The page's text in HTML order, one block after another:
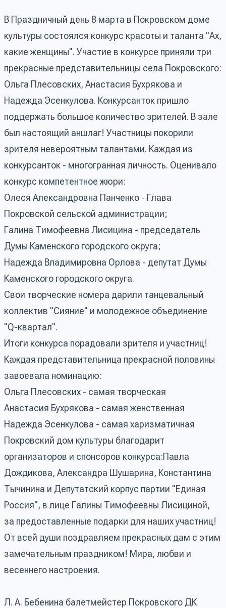
В Праздничный день 8 марта в Покровском доме
культуры состоялся конкурс красоты и таланта "Ах,
какие женщины". Участие в конкурсе приняли три
прекрасные представительницы села Покровского:
Ольга Плесовских, Анастасия Бухрякова и
Надежда Эсенкулова. Конкурсанток пришло
поддержать большое количество зрителей. В зале
был настоящий аншлаг! Участницы покорили
зрителя невероятным талантами. Каждая из
конкурсанток - многогранная личность. Оценивало
конкурс компетентное жюри:
Олеся Александровна Панченко - Глава
Покровской сельской администрации;
Галина Тимофеевна Лисицина - председатель
Думы Каменского городского округа;
Надежда Владимировна Орлова - депутат Думы
Каменского городского округа.
Свои творческие номера дарили танцевальный
коллектив "Сияние" и молодежное объединение
"Q-квартал".
Итоги конкурса порадовали зрителя и участниц!
Каждая представительница прекрасной половины
завоевала номинацию:
Ольга Плесовских - самая творческая
Анастасия Бухрякова - самая женственная
Надежда Эсенкулова - самая харизматичная
Покровский дом культуры благодарит
организаторов и спонсоров конкурса:Павла
Дождикова, Александра Шушарина, Константина
Тычинина и Депутатский корпус партии "Единая
Россия", в лице Галины Тимофеевны Лисициной,
за предоставленные подарки для наших участниц!
От всей души поздравляем прекрасных дам с этим
замечательным праздником! Мира, любви и
весеннего настроения.
Л. А. Бебенина балетмейстер Покровского ДК